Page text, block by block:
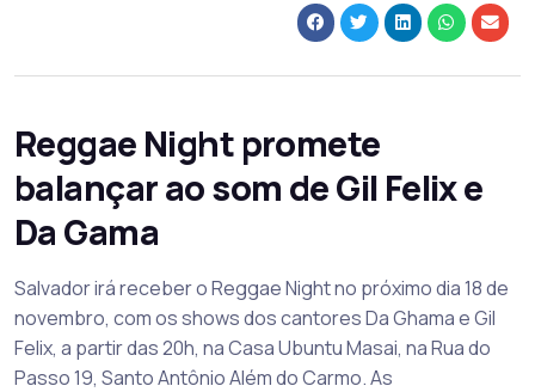
Reggae Night promete
balançar ao som de Gil Felix e
Da Gama
Salvador irá receber o Reggae Night no próximo dia 18 de
novembro, com os shows dos cantores Da Ghama e Gil
Felix, a partir das 20h, na Casa Ubuntu Masai, na Rua do
Passo 19, Santo Antônio Além do Carmo. As